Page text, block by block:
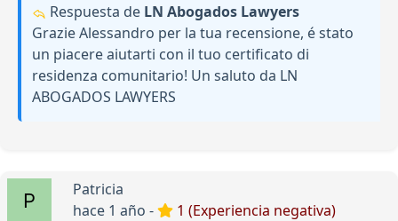
Respuesta de LN Abogados Lawyers
Grazie Alessandro per la tua recensione, é stato
un piacere aiutarti con il tuo certificato di
residenza comunitario! Un saluto da LN
ABOGADOS LAWYERS
Patricia
hace 1 año -
1 (Experiencia negativa)